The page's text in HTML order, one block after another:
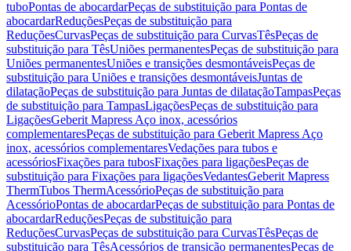
tuboPontas de abocardarPeças de substituição para Pontas de
abocardarReduçõesPeças de substituição para
ReduçõesCurvasPeças de substituição para CurvasTêsPeças de
substituição para TêsUniões permanentesPeças de substituição para
Uniões permanentesUniões e transições desmontáveisPeças de
substituição para Uniões e transições desmontáveisJuntas de
dilataçãoPeças de substituição para Juntas de dilataçãoTampasPeças
de substituição para TampasLigaçõesPeças de substituição para
LigaçõesGeberit Mapress Aço inox, acessórios
complementaresPeças de substituição para Geberit Mapress Aço
inox, acessórios complementaresVedações para tubos e
acessóriosFixações para tubosFixações para ligaçõesPeças de
substituição para Fixações para ligaçõesVedantesGeberit Mapress
ThermTubos ThermAcessórioPeças de substituição para
AcessórioPontas de abocardarPeças de substituição para Pontas de
abocardarReduçõesPeças de substituição para
ReduçõesCurvasPeças de substituição para CurvasTêsPeças de
substituição para TêsAcessórios de transição permanentesPeças de